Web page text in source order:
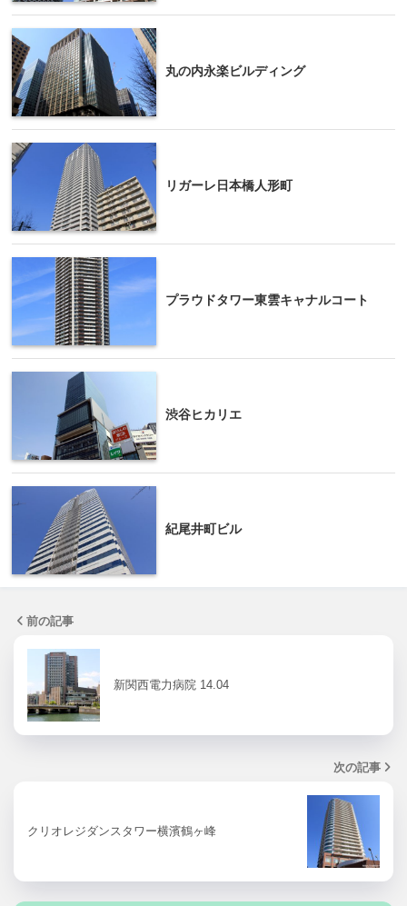
丸の内永楽ビルディング
リガーレ日本橋人形町
プラウドタワー東雲キャナルコート
渋谷ヒカリエ
紀尾井町ビル
前の記事
新関西電力病院 14.04
次の記事
クリオレジダンスタワー横濱鶴ヶ峰